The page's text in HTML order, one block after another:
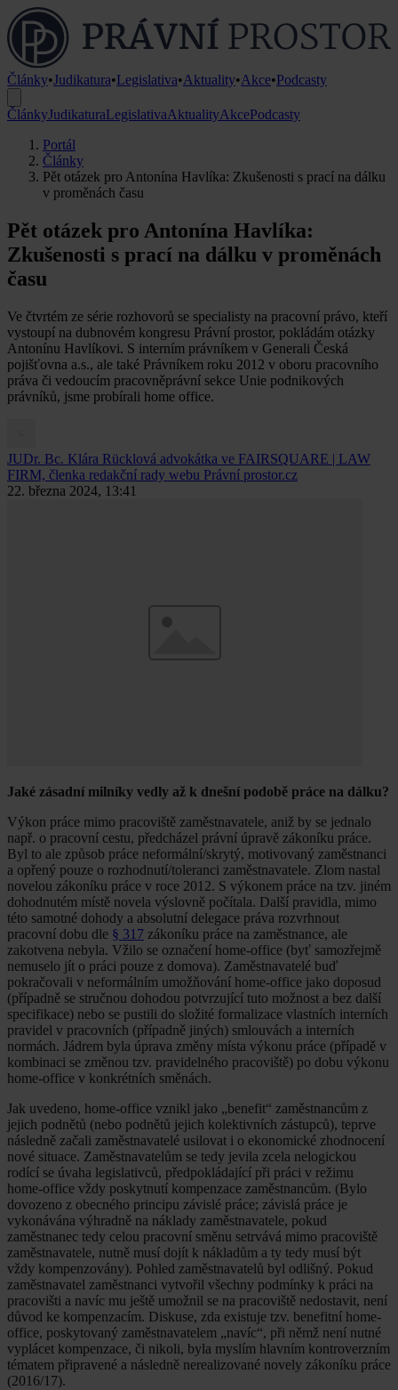
Články•Judikatura•Legislativa•Aktuality•Akce•Podcasty
ČlánkyJudikaturaLegislativaAktualityAkcePodcasty
Portál
Články
Pět otázek pro Antonína Havlíka: Zkušenosti s prací na dálku
v proměnách času
Pět otázek pro Antonína Havlíka:
Zkušenosti s prací na dálku v proměnách
času
Ve čtvrtém ze série rozhovorů se specialisty na pracovní právo, kteří
vystoupí na dubnovém kongresu Právní prostor, pokládám otázky
Antonínu Havlíkovi. S interním právníkem v Generali Česká
pojišťovna a.s., ale také Právníkem roku 2012 v oboru pracovního
práva či vedoucím pracovněprávní sekce Unie podnikových
právníků, jsme probírali home office.
JUDr. Bc. Klára Rücklová advokátka ve FAIRSQUARE | LAW
FIRM, členka redakční rady webu Právní prostor.cz
22. března 2024, 13:41
Jaké zásadní milníky vedly až k dnešní podobě práce na dálku?
Výkon práce mimo pracoviště zaměstnavatele, aniž by se jednalo
např. o pracovní cestu, předcházel právní úpravě zákoníku práce.
Byl to ale způsob práce neformální/skrytý, motivovaný zaměstnanci
a opřený pouze o rozhodnutí/toleranci zaměstnavatele. Zlom nastal
novelou zákoníku práce v roce 2012. S výkonem práce na tzv. jiném
dohodnutém místě novela výslovně počítala. Další pravidla, mimo
této samotné dohody a absolutní delegace práva rozvrhnout
pracovní dobu dle § 317 zákoníku práce na zaměstnance, ale
zakotvena nebyla. Vžilo se označení home-office (byť samozřejmě
nemuselo jít o práci pouze z domova). Zaměstnavatelé buď
pokračovali v neformálním umožňování home-office jako doposud
(případně se stručnou dohodou potvrzující tuto možnost a bez další
specifikace) nebo se pustili do složité formalizace vlastních interních
pravidel v pracovních (případně jiných) smlouvách a interních
normách. Jádrem byla úprava změny místa výkonu práce (případě v
kombinaci se změnou tzv. pravidelného pracoviště) po dobu výkonu
home-office v konkrétních směnách.
Jak uvedeno, home-office vznikl jako „benefit“ zaměstnancům z
jejich podnětů (nebo podnětů jejich kolektivních zástupců), teprve
následně začali zaměstnavatelé usilovat i o ekonomické zhodnocení
nové situace. Zaměstnavatelům se tedy jevila zcela nelogickou
rodící se úvaha legislativců, předpokládající při práci v režimu
home-office vždy poskytnutí kompenzace zaměstnancům. (Bylo
dovozeno z obecného principu závislé práce; závislá práce je
vykonávána výhradně na náklady zaměstnavatele, pokud
zaměstnanec tedy celou pracovní směnu setrvává mimo pracoviště
zaměstnavatele, nutně musí dojít k nákladům a ty tedy musí být
vždy kompenzovány). Pohled zaměstnavatelů byl odlišný. Pokud
zaměstnavatel zaměstnanci vytvořil všechny podmínky k práci na
pracovišti a navíc mu ještě umožnil se na pracoviště nedostavit, není
důvod ke kompenzacím. Diskuse, zda existuje tzv. benefitní home-
office, poskytovaný zaměstnavatelem „navíc“, při němž není nutné
vyplácet kompenzace, či nikoli, byla myslím hlavním kontroverzním
tématem připravené a následně nerealizované novely zákoníku práce
(2016/17).